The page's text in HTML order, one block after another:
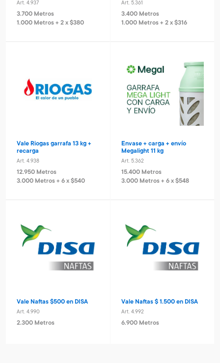
Art. 4.937
3.700 Metros
1.000 Metros + 2 x $380
Art. 5.361
3.400 Metros
1.000 Metros + 2 x $316
Vale Riogas garrafa 13 kg +
recarga
Art. 4.938
12.950 Metros
3.000 Metros + 6 x $540
Envase + carga + envío
Megalight 11 kg
Art. 5.362
15.400 Metros
3.000 Metros + 6 x $548
Vale Naftas $500 en DISA
Art. 4.990
2.300 Metros
Vale Naftas $ 1.500 en DISA
Art. 4.992
6.900 Metros